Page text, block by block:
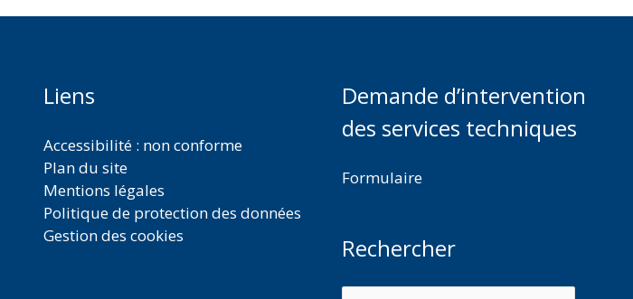
Liens
Accessibilité : non conforme
Plan du site
Mentions légales
Politique de protection des données
Gestion des cookies
Demande d’intervention
des services techniques
Formulaire
Rechercher